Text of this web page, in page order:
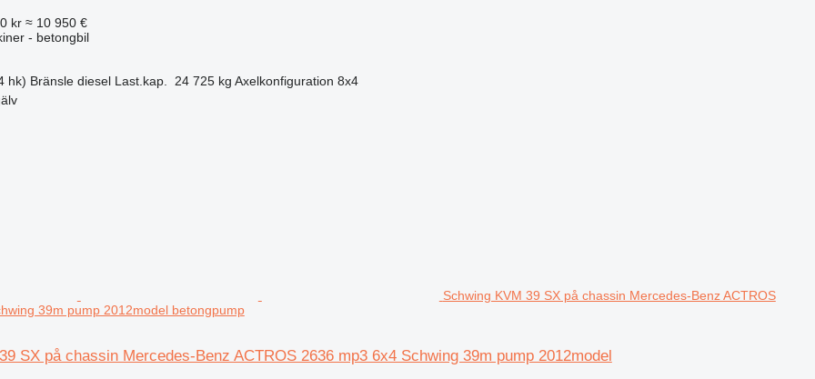
kr ≈ 10 950 €
- betongbil
hk) Bränsle diesel Last.kap. 24 725 kg Axelkonfiguration 8x4
Schwing KVM 39 SX på chassin Mercedes-Benz ACTROS
39m pump 2012model betongpump
SX på chassin Mercedes-Benz ACTROS 2636 mp3 6x4 Schwing 39m pump 2012model